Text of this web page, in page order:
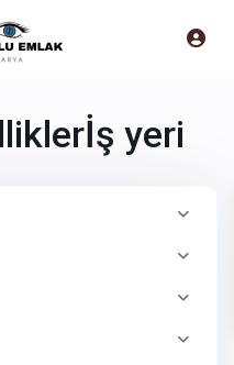
yeri